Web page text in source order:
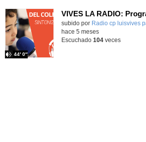
Contenido educativo.
subido por Radio cp luisvives
44′ 0″
hace 5 meses
Escuchado 104veces